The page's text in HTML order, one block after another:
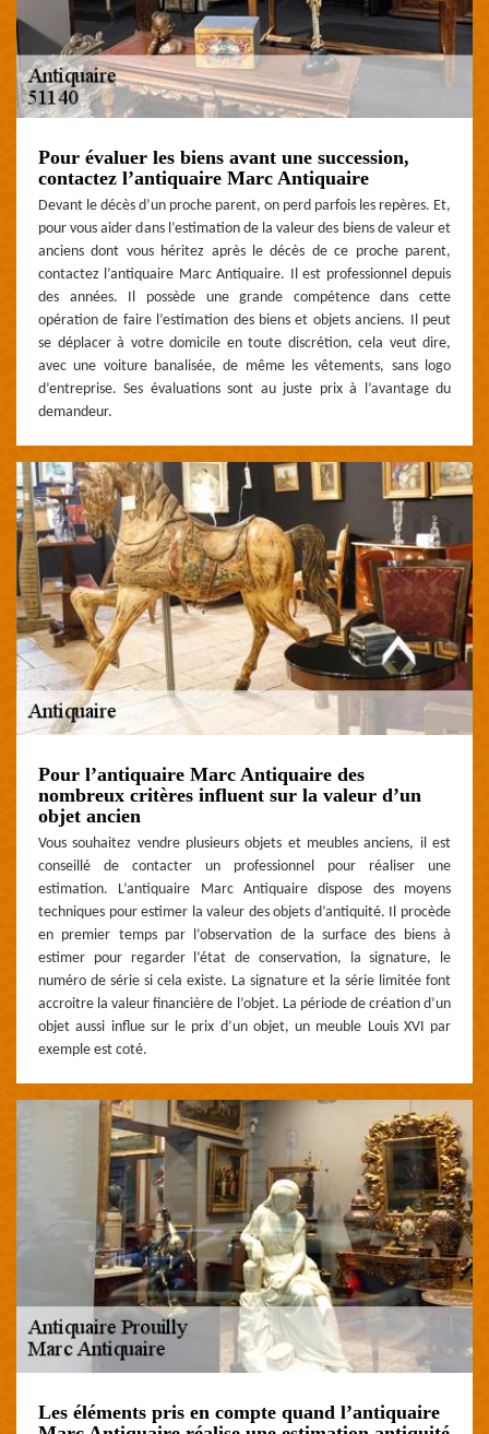
Pour évaluer les biens avant une succession,
contactez l’antiquaire Marc Antiquaire
Devant le décès d’un proche parent, on perd parfois les repères. Et,
pour vous aider dans l’estimation de la valeur des biens de valeur et
anciens dont vous héritez après le décès de ce proche parent,
contactez l’antiquaire Marc Antiquaire. Il est professionnel depuis
des années. Il possède une grande compétence dans cette
opération de faire l’estimation des biens et objets anciens. Il peut
se déplacer à votre domicile en toute discrétion, cela veut dire,
avec une voiture banalisée, de même les vêtements, sans logo
d’entreprise. Ses évaluations sont au juste prix à l’avantage du
demandeur.
Pour l’antiquaire Marc Antiquaire des
nombreux critères influent sur la valeur d’un
objet ancien
Vous souhaitez vendre plusieurs objets et meubles anciens, il est
conseillé de contacter un professionnel pour réaliser une
estimation. L’antiquaire Marc Antiquaire dispose des moyens
techniques pour estimer la valeur des objets d’antiquité. Il procède
en premier temps par l’observation de la surface des biens à
estimer pour regarder l’état de conservation, la signature, le
numéro de série si cela existe. La signature et la série limitée font
accroitre la valeur financière de l’objet. La période de création d’un
objet aussi influe sur le prix d’un objet, un meuble Louis XVI par
exemple est coté.
Les éléments pris en compte quand l’antiquaire